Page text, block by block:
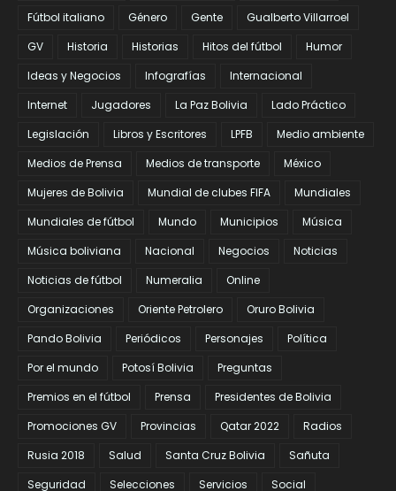
Fútbol italiano
Género Gente
Gualberto Villarroel
GV
Historia Historias Hitos del fútbol
Humor
Ideas y Negocios
Infografías
Internacional
Internet
Jugadores La Paz Bolivia
Lado Práctico
Legislación
Libros y Escritores LPFB
Medio ambiente
Medios de Prensa
Medios de transporte
México
Mujeres de Bolivia
Mundial de clubes FIFA
Mundiales
Mundiales de fútbol
Mundo Municipios
Música
Música boliviana
Nacional Negocios
Noticias
Noticias de fútbol
Numeralia
Online
Organizaciones
Oriente Petrolero
Oruro Bolivia
Pando Bolivia
Periódicos Personajes
Política
Por el mundo
Potosí Bolivia
Preguntas
Premios en el fútbol
Prensa
Presidentes de Bolivia
Promociones GV
Provincias Qatar 2022
Radios
Rusia 2018
Salud Santa Cruz Bolivia
Sañuta
Seguridad
Selecciones Servicios Social